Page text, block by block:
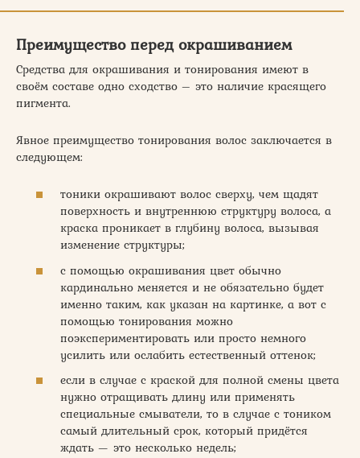
Преимущество перед окрашиванием
Средства для окрашивания и тонирования имеют в
своём составе одно сходство – это наличие красящего
пигмента.
Явное преимущество тонирования волос заключается в
следующем:
тоники окрашивают волос сверху, чем щадят
поверхность и внутреннюю структуру волоса, а
краска проникает в глубину волоса, вызывая
изменение структуры;
с помощью окрашивания цвет обычно
кардинально меняется и не обязательно будет
именно таким, как указан на картинке, а вот с
помощью тонирования можно
поэкспериментировать или просто немного
усилить или ослабить естественный оттенок;
если в случае с краской для полной смены цвета
нужно отращивать длину или применять
специальные смыватели, то в случае с тоником
самый длительный срок, который придётся
ждать — это несколько недель;